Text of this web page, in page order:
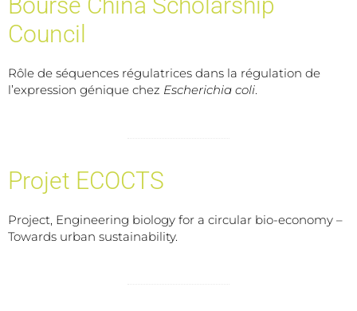
Council
Rôle de séquences régulatrices dans la régulation de
l’expression génique chez Escherichia coli.
Projet ECOCTS
Project, Engineering biology for a circular bio-economy –
Towards urban sustainability.